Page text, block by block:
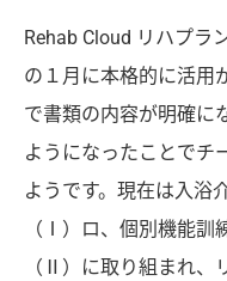
Rehab Cloud リハプラ
の１月に本格的に活用
で書類の内容が明確に
ようになったことでチ
ようです。現在は入浴
（Ⅰ）ロ、個別機能
（Ⅱ）に取り組まれ、